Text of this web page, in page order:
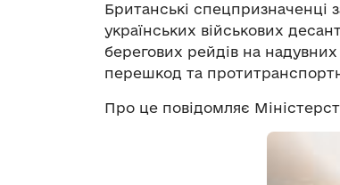
Британські спецпризначенці
українських військових
берегових рейдів на
перешкод та
Про це повідомляє